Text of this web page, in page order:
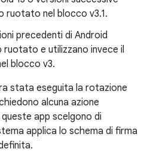
ruotato nel blocco v3.1.
precedenti di Android
e utilizzano invece il
blocco v3.
stata eseguita la rotazione
alcuna azione
app scelgono di
applica lo schema di firma